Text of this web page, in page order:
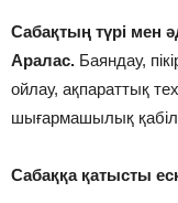
Сабақтың түрі мен
Аралас. Баяндау,
ойлау, ақпараттық
шығармашылық
Сабаққа қатысты